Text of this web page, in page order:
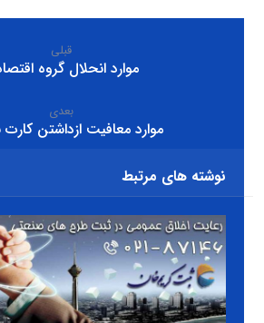
قبلی
موارد انحلال گروه
بعدی
موارد معافیت ازداشتن کارت
نوشته های مرتبط